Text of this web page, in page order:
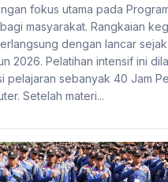
fokus utama pada
masyarakat. Rangkaian
dengan lancar sejak
2026. Pelatihan intensif ini
pelajaran sebanyak 40 Jam
Setelah materi...